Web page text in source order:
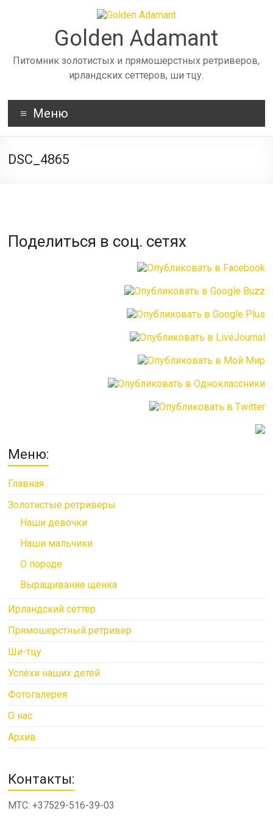
Golden Adamant
Питомник золотистых и прямошерстных ретриверов,
ирландских сеттеров, ши тцу.
Меню
DSC_4865
Поделиться в соц. сетях
Меню:
Главная
Золотистые ретриверы
Наши девочки
Наши мальчики
О породе
Выращивание щенка
Ирландский сеттер
Прямошерстный ретривер
Ши-тцу
Успехи наших детей
Фотогалерея
О нас
Архив
Контакты:
МТС: +37529-516-39-03